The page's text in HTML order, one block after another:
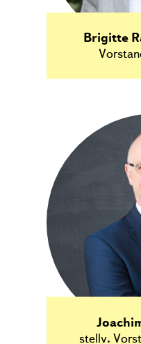
Brigitte
stellv.